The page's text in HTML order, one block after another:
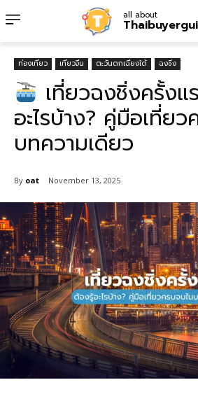
all about
ท่องเที่ยว เที่ยวจีน ตะวันตกเฉียงใต้ ฉงชิ่ง
เที่ยวฉงชิ่งครั้ง
อะไรบ้าง? คู่มือเที่ยว
บทความเดียว
By oat November 13, 2025